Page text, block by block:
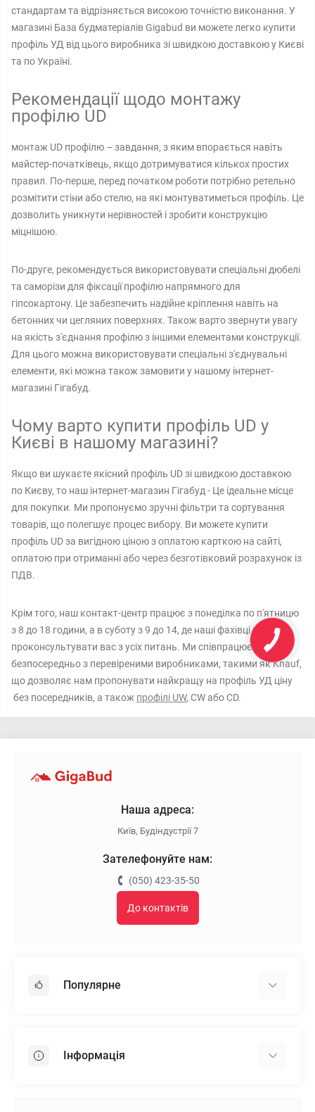
стандартам та відрізняється високою точністю виконання. У
магазині База будматеріалів Gigabud ви можете легко купити
профіль УД від цього виробника зі швидкою доставкою у Києві
та по Україні.
Рекомендації щодо монтажу
профілю UD
монтаж UD профілю – завдання, з яким впорається навіть
майстер-початківець, якщо дотримуватися кількох простих
правил. По-перше, перед початком роботи потрібно ретельно
розмітити стіни або стелю, на які монтуватиметься профіль. Це
дозволить уникнути нерівностей і зробити конструкцію
міцнішою.
По-друге, рекомендується використовувати спеціальні дюбелі
та саморізи для фіксації профілю напрямного для
гіпсокартону. Це забезпечить надійне кріплення навіть на
бетонних чи цегляних поверхнях. Також варто звернути увагу
на якість з'єднання профілю з іншими елементами конструкції.
Для цього можна використовувати спеціальні з'єднувальні
елементи, які можна також замовити у нашому інтернет-
магазині Гігабуд.
Чому варто купити профіль UD у
Києві в нашому магазині?
Якщо ви шукаєте якісний профіль UD зі швидкою доставкою
по Києву, то наш інтернет-магазин Гігабуд - Це ідеальне місце
для покупки. Ми пропонуємо зручні фільтри та сортування
товарів, що полегшує процес вибору. Ви можете купити
профіль UD за вигідною ціною з оплатою карткою на сайті,
оплатою при отриманні або через безготівковий розрахунок із
ПДВ.
Крім того, наш контакт-центр працює з понеділка по п'ятницю
з 8 до 18 години, а в суботу з 9 до 14, де наші фахівці готові
проконсультувати вас з усіх питань. Ми співпрацюємо
безпосередньо з перевіреними виробниками, такими як Knauf,
що дозволяє нам пропонувати найкращу на профіль УД ціну
без посередників, а також профілі UW, CW або CD.
Наша адреса:
Київ, Будіндустрії 7
Зателефонуйте нам:
(050) 423-35-50
До контактів
Популярне
Пінопласт
Інформація